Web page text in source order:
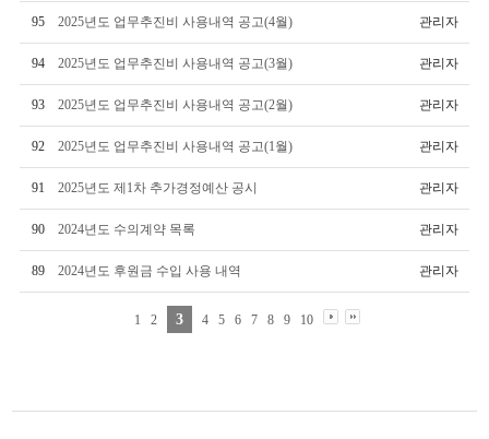
95 2025년도 업무추진비 사용내역 공고(4월) 관리자
94 2025년도 업무추진비 사용내역 공고(3월) 관리자
93 2025년도 업무추진비 사용내역 공고(2월) 관리자
92 2025년도 업무추진비 사용내역 공고(1월) 관리자
91 2025년도 제1차 추가경정예산 공시 관리자
90 2024년도 수의계약 목록 관리자
89 2024년도 후원금 수입 사용 내역 관리자
1 2 3 4 5 6 7 8 9 10